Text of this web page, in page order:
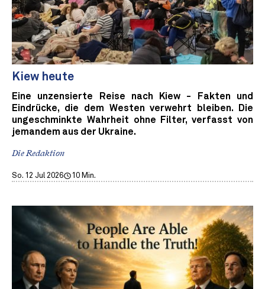
Kiew heute
Eine unzensierte Reise nach Kiew - Fakten und
Eindrücke, die dem Westen verwehrt bleiben. Die
ungeschminkte Wahrheit ohne Filter, verfasst von
jemandem aus der Ukraine.
Die Redaktion
So. 12 Jul 2026 10 Min.